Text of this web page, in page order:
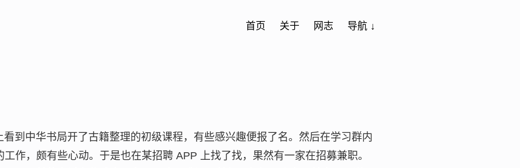
首页 关于 网志 导航 ↓
到中华书局开了古籍整理的初级课程，有些感兴趣便报了名。然后在学习群内
作，颇有些心动。于是也在某招聘 APP 上找了找，果然有一家在招募兼职。